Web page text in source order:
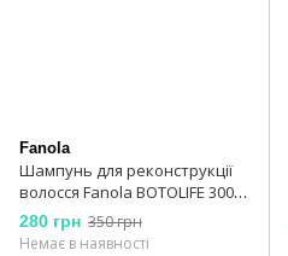
Fanola
Шампунь для реконструкції
волосся Fanola BOTOLIFE 300
мл
280 грн 350 грн
Немає в наявності